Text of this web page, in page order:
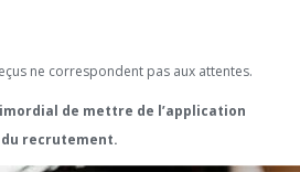
ne correspondent pas aux attentes.
de mettre de l’application
recrutement.